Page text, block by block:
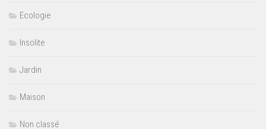
Ecologie
Insolite
Jardin
Maison
Non classé